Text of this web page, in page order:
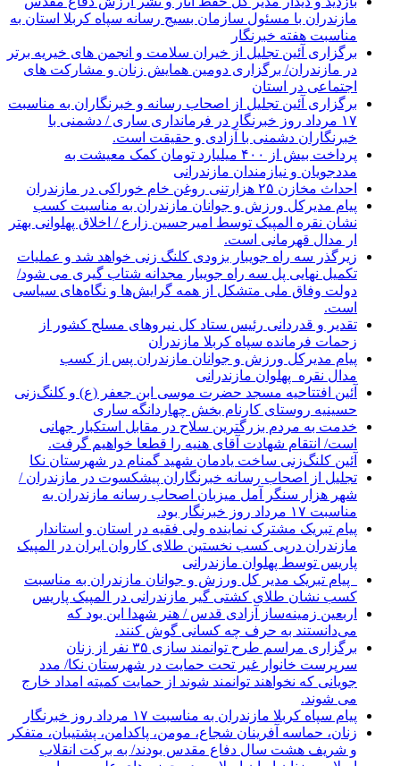
مازندران با مسئول سازمان بسیج رسانه سپاه کربلا استان به
مناسبت هفته خبرنگار
برگزاری آئین تجلیل از خیران سلامت و انجمن های خیریه برتر
در مازندران/ برگزاری دومین همایش زنان و مشارکت های
اجتماعی در استان
برگزاری آئین تجلیل از اصحاب رسانه و خبرنگاران به مناسبت
۱۷ مرداد روز خبرنگار در فرمانداری ساری / دشمنی با
خبرنگاران دشمنی با آزادی و حقیقت است.
پرداخت بیش از ۴۰۰ میلیارد تومان کمک معیشت به
مددجویان و نیازمندان مازندرانی
احداث مخازن ۲۵ هزارتنی روغن خام خوراکی در مازندران
پیام مدیرکل ورزش و جوانان مازندران به مناسبت کسب
نشان نقره المپیک توسط امیرحسین زارع / اخلاق پهلوانی بهتر
ار مدال قهرمانی است.
زیرگذر سه راه جویبار بزودی کلنگ زنی خواهد شد و عملیات
تکمیل نهایی پل سه راه جویبار مجدانه شتاب گیری می شود/
دولت وفاق ملی متشکل از همه گرایش‌ها و نگاه‌های سیاسی
است.
تقدیر و قدردانی رئیس ستاد کل نیرو‌های مسلح کشور از
زحمات فرمانده سپاه کربلا مازندران
پیام مدیرکل ورزش و جوانان مازندران پس از کسب
مدال نقره پهلوان مازندرانی
آئین افتتاحیه مسجد حضرت موسی ابن جعفر (ع) و کلنگ‌زنی
حسینیه روستای کارنام بخش چهاردانگه ساری
خدمت به مردم بزرگترین سلاح در مقابل استکبار جهانی
است/ انتقام شهادت آقای هنیه را قطعا خواهیم گرفت.
آئین کلنگ‌زنی ساخت یادمان شهید گمنام در شهرستان نکا
تجلیل از اصحاب رسانه خبرنگاران پیشکسوت در مازندران /
شهر هزار سنگر آمل میزبان اصحاب رسانه مازندران به
مناسبت ۱۷ مرداد روز خبرنگار بود.
پیام تبریک مشترک نماینده ولی فقیه در استان و استاندار
مازندران درپی کسب نخستین طلای کاروان ایران در المپیک
پاریس توسط پهلوان مازندرانی
‍ ‍ پیام تبریک مدیر کل ورزش و جوانان مازندران به مناسبت
کسب نشان طلای کشتی گیر مازندرانی در المپیک پاریس
اربعین زمینه‌ساز آزادی قدس / هنر شهدا این بود که
می‌دانستند به حرف چه کسانی گوش کنند.
برگزاری مراسم طرح توانمند سازی ۳۵ نفر از زنان
سرپرست خانوار غیر تحت حمایت در شهرستان نکا/ مدد
جویانی که نخواهند توانمند شوند از حمایت کمیته امداد خارج
می شوند.
پیام سپاه کربلا مازندران به مناسبت ۱۷ مرداد روز خبرنگار
زنان، حماسه آفرینان شجاع، مومن، پاکدامن، پشتیبان، متفکر
و شریف هشت سال دفاع مقدس بودند/ به برکت انقلاب